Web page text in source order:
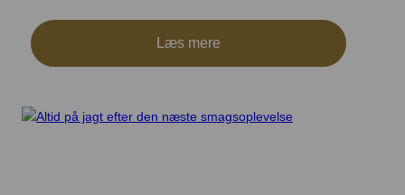
Læs mere